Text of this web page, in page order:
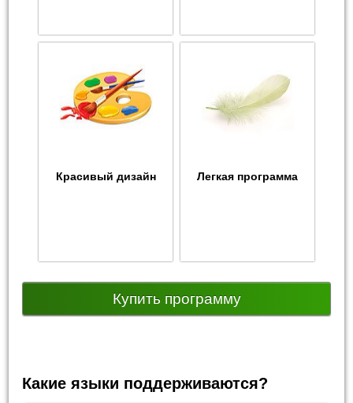
Красивый дизайн Легкая программа
Купить программу
Какие языки поддерживаются?